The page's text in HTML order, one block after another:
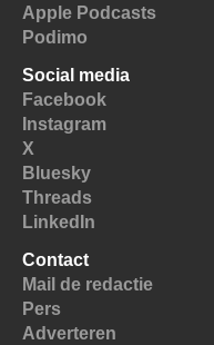
Apple Podcasts
Podimo
Social media
Facebook
Instagram
X
Bluesky
Threads
LinkedIn
Contact
Mail de redactie
Pers
Adverteren